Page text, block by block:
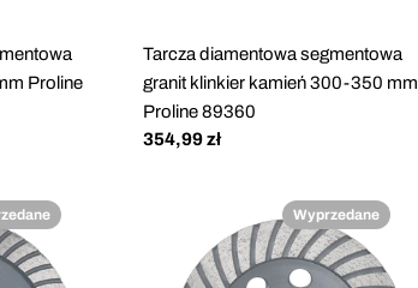
Proline
Tarcza diamentowa segmentowa
granit klinkier kamień 300-350 mm
Proline 89360
Cena
354,99 zł
Wyprzedane